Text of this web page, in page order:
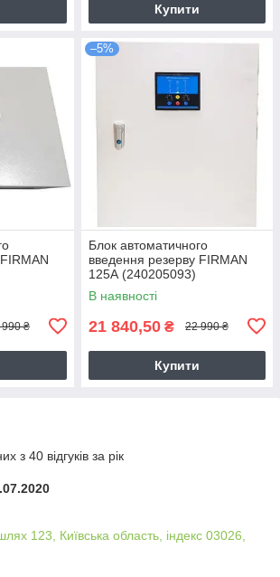
Купити
₴
–5%
Блок автоматичного
введення резерву FIRMAN
125А (240205093)
В наявності
21 840,50 ₴ 22 990 ₴
Купити
з 40 відгуків за рік
123, Київська область, індекс 03026,